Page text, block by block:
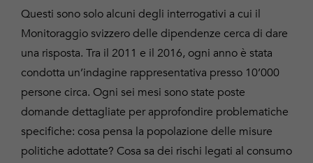
Questi sono solo alcuni degli interrogativi a cui il
Monitoraggio svizzero delle dipendenze cerca di dare
una risposta. Tra il 2011 e il 2016, ogni anno è stata
condotta un’indagine rappresentativa presso 10’000
persone circa. Ogni sei mesi sono state poste
domande dettagliate per approfondire problematiche
specifiche: cosa pensa la popolazione delle misure
politiche adottate? Cosa sa dei rischi legati al consumo